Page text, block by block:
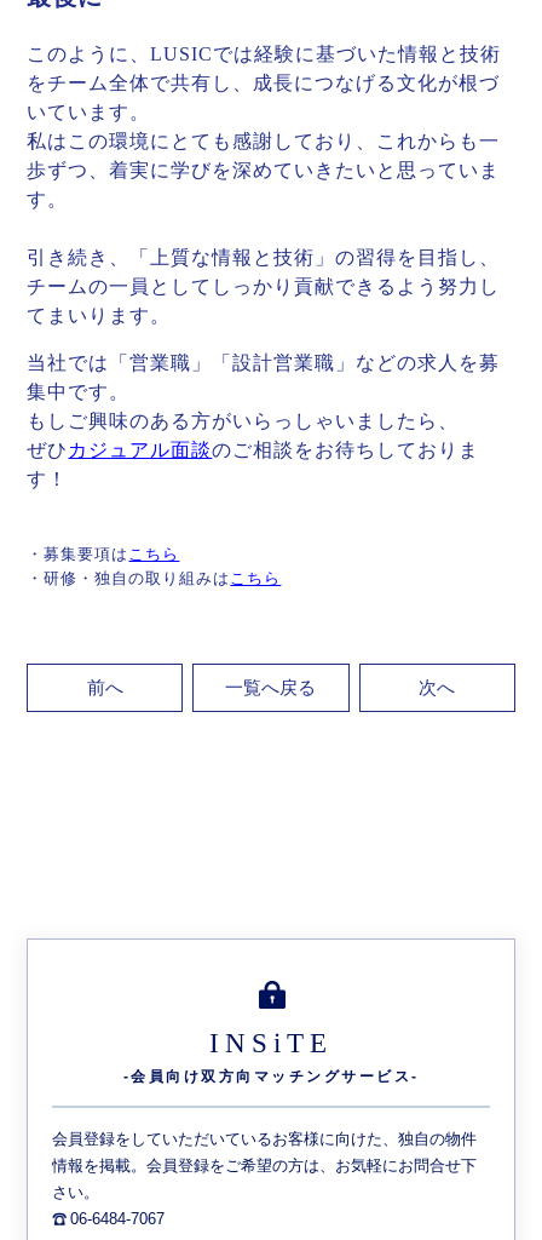
このように、LUSICでは経験に基づいた情報と技術
をチーム全体で共有し、成長につなげる文化が根づ
いています。
私はこの環境にとても感謝しており、これからも一
歩ずつ、着実に学びを深めていきたいと思っていま
す。
引き続き、「上質な情報と技術」の習得を目指し、
チームの一員としてしっかり貢献できるよう努力し
てまいります。
当社では「営業職」「設計営業職」などの求人を募
集中です。
もしご興味のある方がいらっしゃいましたら、
ぜひ カジュアル面談のご相談をお待ちしておりま
す！
・募集要項は こちら
・研修・独自の取り組みは こちら
前へ 一覧へ戻る 次へ
INSiTE
-会員向け双方向 マッチングサービス-
会員登録をしていただいているお客様に向けた、独自の物件
情報を掲載。会員登録をご希望の方は、お気軽にお問合せ下
さい。
06-6484-7067